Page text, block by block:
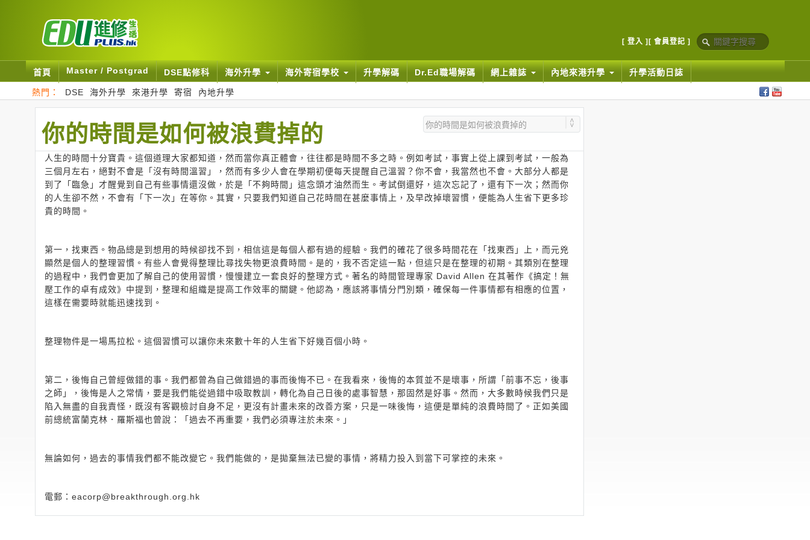
[ 登入 ] [ 會員登記 ]
首頁 Master / Postgrad DSE點修科 海外升學 海外寄宿學校 升學解碼 Dr.Ed職場解碼 網上雜誌 內地來港升學 升學活動日誌
熱門： DSE 海外升學 來港升學 寄宿 內地升學
你的時間是如何被浪費掉的
人生的時間十分寶貴。這個道理大家都知道，然而當你真正體會，往往都是時間不多之時。例如考試，事實上從上課到考試，一般為
三個月左右，絕對不會是「沒有時間溫習」，然而有多少人會在學期初便每天提醒自己溫習？你不會，我當然也不會。大部分人都是
到了「臨急」才醒覺到自己有些事情還沒做，於是「不夠時間」這念頭才油然而生。考試倒還好，這次忘記了，還有下一次；然而你
的人生卻不然，不會有「下一次」在等你。其實，只要我們知道自己花時間在甚麼事情上，及早改掉壞習慣，便能為人生省下更多珍
貴的時間。
第一，找東西。物品總是到想用的時候卻找不到，相信這是每個人都有過的經驗。我們的確花了很多時間花在「找東西」上，而元兇
顯然是個人的整理習慣。有些人會覺得整理比尋找失物更浪費時間。是的，我不否定這一點，但這只是在整理的初期。其類別在整理
的過程中，我們會更加了解自己的使用習慣，慢慢建立一套良好的整理方式。著名的時間管理專家 David Allen 在其著作《搞定！無
壓工作的卓有成效》中提到，整理和組織是提高工作效率的關鍵。他認為，應該將事情分門別類，確保每一件事情都有相應的位置，
這樣在需要時就能迅速找到。
整理物件是一場馬拉松。這個習慣可以讓你未來數十年的人生省下好幾百個小時。
第二，後悔自己曾經做錯的事。我們都曾為自己做錯過的事而後悔不已。在我看來，後悔的本質並不是壞事，所謂「前事不忘，後事
之師」，後悔是人之常情，要是我們能從過錯中吸取教訓，轉化為自己日後的處事智慧，那固然是好事。然而，大多數時候我們只是
陷入無盡的自我責怪，既沒有客觀檢討自身不足，更沒有計畫未來的改善方案，只是一味後悔，這便是單純的浪費時間了。正如美國
前總統富蘭克林．羅斯福也曾說：「過去不再重要，我們必須專注於未來。」
無論如何，過去的事情我們都不能改變它。我們能做的，是拋棄無法已變的事情，將精力投入到當下可掌控的未來。
電郵： eacorp@breakthrough.org.hk